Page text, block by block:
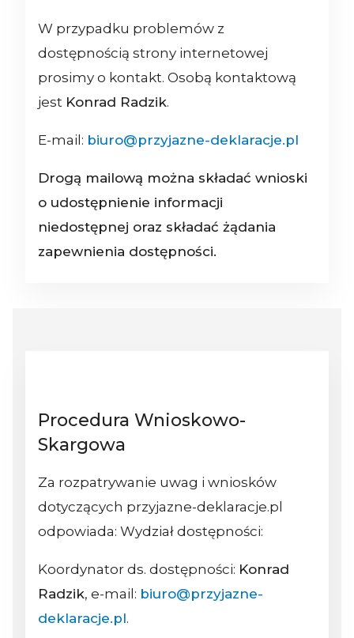
W przypadku problemów z
dostępnością strony internetowej
prosimy o kontakt. Osobą kontaktową
jest Konrad Radzik.
E-mail: biuro@przyjazne-deklaracje.pl
Drogą mailową można składać wnioski
o udostępnienie informacji
niedostępnej oraz składać żądania
zapewnienia dostępności.
Procedura Wnioskowo-
Skargowa
Za rozpatrywanie uwag i wniosków
dotyczących przyjazne-deklaracje.pl
odpowiada: Wydział dostępności:
Koordynator ds. dostępności: Konrad
Radzik, e-mail: biuro@przyjazne-
deklaracje.pl.